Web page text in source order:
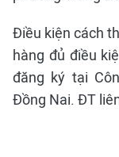
Điều kiện cách
hàng đủ điều
đăng ký tại
Đồng Nai. ĐT